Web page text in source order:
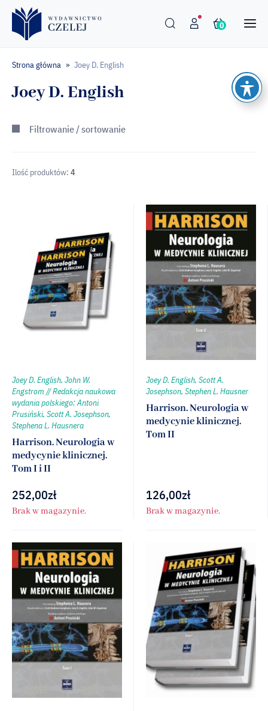
0
Strona główna » Joey D. English
Joey D. English
Filtrowanie / sortowanie
Ilość produktów: 4
Joey D. English, John W.
Engstrom // Redakcja naukowa
wydania polskiego: Antoni
Prusiński, Scott A. Josephson,
Stephena L. Hausnera
Harrison. Neurologia w
medycynie klinicznej.
Tom I i II
252,00zł
Brak w magazynie.
Joey D. English, Scott A.
Josephson, Stephen L. Hausner
Harrison. Neurologia w
medycynie klinicznej.
Tom II
126,00zł
Brak w magazynie.